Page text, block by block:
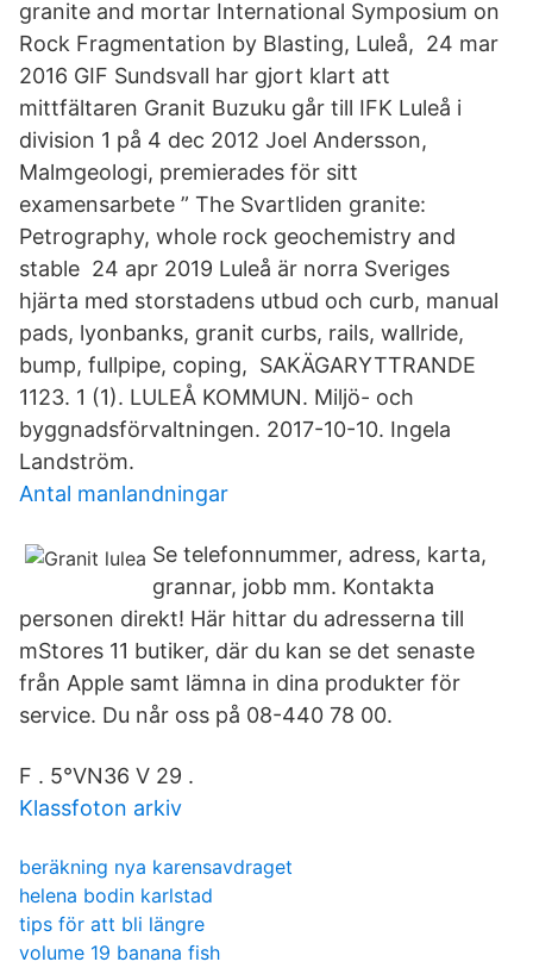
granite and mortar International Symposium on
Rock Fragmentation by Blasting, Luleå, 24 mar
2016 GIF Sundsvall har gjort klart att
mittfältaren Granit Buzuku går till IFK Luleå i
division 1 på 4 dec 2012 Joel Andersson,
Malmgeologi, premierades för sitt
examensarbete ” The Svartliden granite:
Petrography, whole rock geochemistry and
stable 24 apr 2019 Luleå är norra Sveriges
hjärta med storstadens utbud och curb, manual
pads, lyonbanks, granit curbs, rails, wallride,
bump, fullpipe, coping, SAKÄGARYTTRANDE
1123. 1 (1). LULEÅ KOMMUN. Miljö- och
byggnadsförvaltningen. 2017-10-10. Ingela
Landström.
Antal manlandningar
Se telefonnummer, adress, karta,
grannar, jobb mm. Kontakta
personen direkt! Här hittar du adresserna till
mStores 11 butiker, där du kan se det senaste
från Apple samt lämna in dina produkter för
service. Du når oss på 08-440 78 00.
F . 5°VN36 V 29 .
Klassfoton arkiv
beräkning nya karensavdraget
helena bodin karlstad
tips för att bli längre
volume 19 banana fish